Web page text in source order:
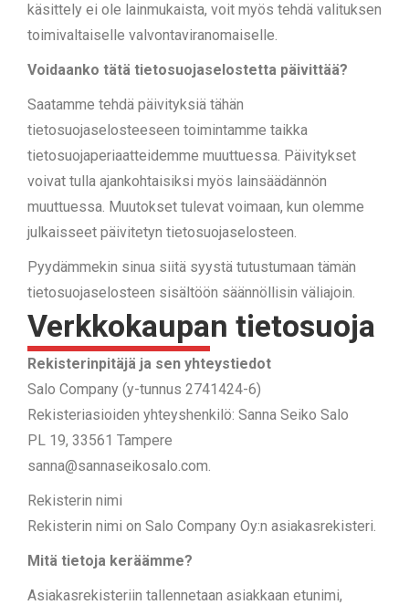
käsittely ei ole lainmukaista, voit myös tehdä valituksen
toimivaltaiselle valvontaviranomaiselle.
Voidaanko tätä tietosuojaselostetta päivittää?
Saatamme tehdä päivityksiä tähän
tietosuojaselosteeseen toimintamme taikka
tietosuojaperiaatteidemme muuttuessa. Päivitykset
voivat tulla ajankohtaisiksi myös lainsäädännön
muuttuessa. Muutokset tulevat voimaan, kun olemme
julkaisseet päivitetyn tietosuojaselosteen.
Pyydämmekin sinua siitä syystä tutustumaan tämän
tietosuojaselosteen sisältöön säännöllisin väliajoin.
Verkkokaupan tietosuoja
Rekisterinpitäjä ja sen yhteystiedot
Salo Company (y-tunnus 2741424-6)
Rekisteriasioiden yhteyshenkilö: Sanna Seiko Salo
PL 19, 33561 Tampere
sanna@sannaseikosalo.com.
Rekisterin nimi
Rekisterin nimi on Salo Company Oy:n asiakasrekisteri.
Mitä tietoja keräämme?
Asiakasrekisteriin tallennetaan asiakkaan etunimi,